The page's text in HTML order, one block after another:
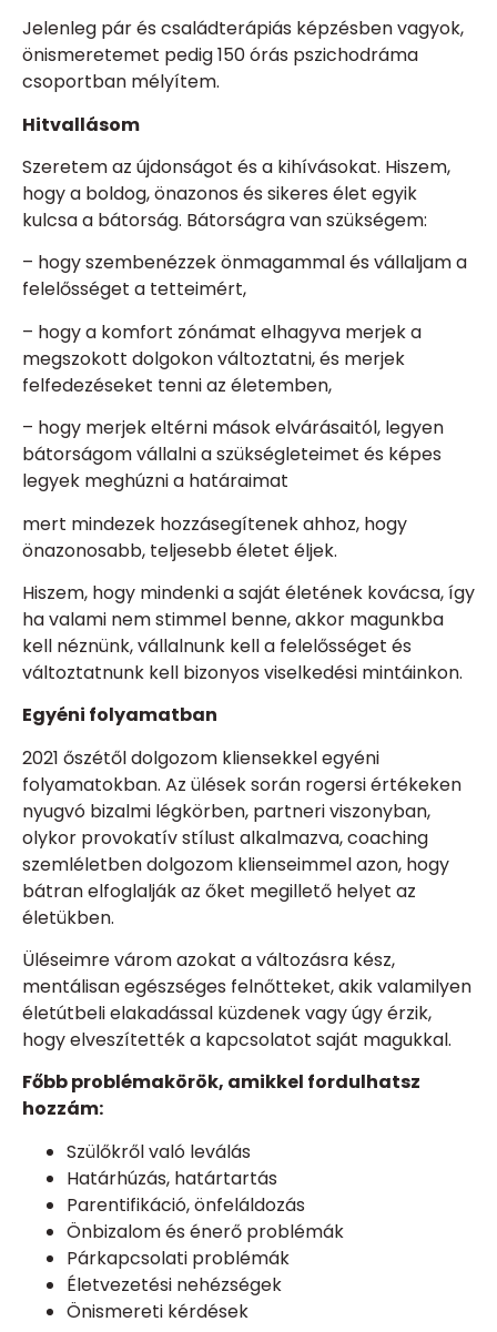
Jelenleg pár és családterápiás képzésben vagyok,
önismeretemet pedig 150 órás pszichodráma
csoportban mélyítem.
Hitvallásom
Szeretem az újdonságot és a kihívásokat. Hiszem,
hogy a boldog, önazonos és sikeres élet egyik
kulcsa a bátorság. Bátorságra van szükségem:
– hogy szembenézzek önmagammal és vállaljam a
felelősséget a tetteimért,
– hogy a komfort zónámat elhagyva merjek a
megszokott dolgokon változtatni, és merjek
felfedezéseket tenni az életemben,
– hogy merjek eltérni mások elvárásaitól, legyen
bátorságom vállalni a szükségleteimet és képes
legyek meghúzni a határaimat
mert mindezek hozzásegítenek ahhoz, hogy
önazonosabb, teljesebb életet éljek.
Hiszem, hogy mindenki a saját életének kovácsa, így
ha valami nem stimmel benne, akkor magunkba
kell néznünk, vállalnunk kell a felelősséget és
változtatnunk kell bizonyos viselkedési mintáinkon.
Egyéni folyamatban
2021 őszétől dolgozom kliensekkel egyéni
folyamatokban. Az ülések során rogersi értékeken
nyugvó bizalmi légkörben, partneri viszonyban,
olykor provokatív stílust alkalmazva, coaching
szemléletben dolgozom klienseimmel azon, hogy
bátran elfoglalják az őket megillető helyet az
életükben.
Üléseimre várom azokat a változásra kész,
mentálisan egészséges felnőtteket, akik valamilyen
életútbeli elakadással küzdenek vagy úgy érzik,
hogy elveszítették a kapcsolatot saját magukkal.
Főbb problémakörök, amikkel fordulhatsz
hozzám:
Szülőkről való leválás
Határhúzás, határtartás
Parentifikáció, önfeláldozás
Önbizalom és énerő problémák
Párkapcsolati problémák
Életvezetési nehézségek
Önismereti kérdések